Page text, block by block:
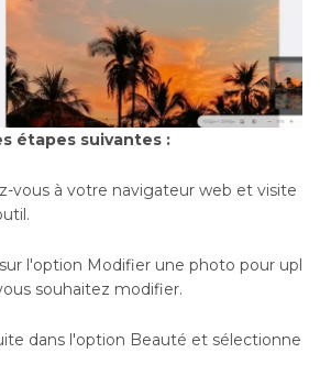
étapes suivantes :
vous à votre navigateur web et visite
l'option Modifier une photo pour upl
souhaitez modifier.
dans l'option Beauté et sélectionne